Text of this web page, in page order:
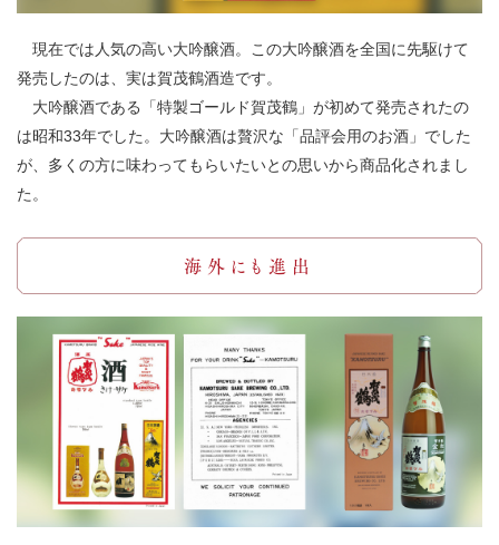
現在では人気の高い大吟醸酒。この大吟醸酒を全国に先駆けて
発売したのは、実は賀茂鶴酒造です。
大吟醸酒である「特製ゴールド賀茂鶴」が初めて発売されたの
は昭和33年でした。大吟醸酒は贅沢な「品評会用のお酒」でした
が、多くの方に味わってもらいたいとの思いから商品化されまし
た。
海外にも進出